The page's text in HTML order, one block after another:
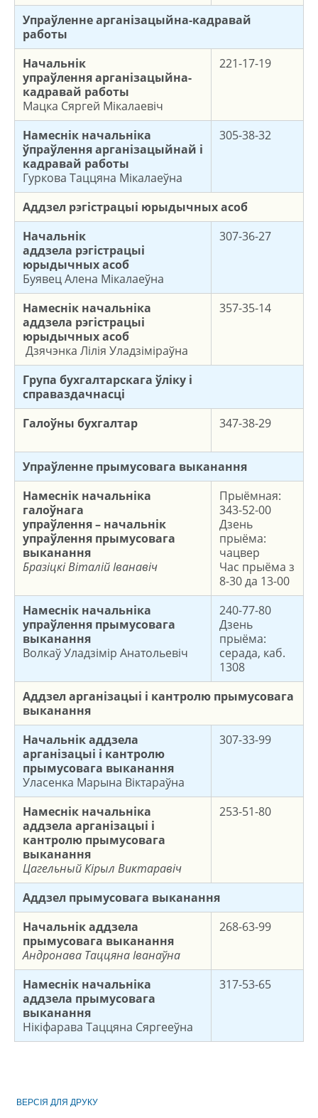
Упраўленне арганізацыйна-кадравай
работы
Начальнік
упраўленняарганізацыйна-
кадравай работы
Мацка Сяргей Мікалаевіч
221-17-19
Намеснік начальніка
ўпраўлення арганізацыйнай і
кадравай работы
Гуркова Таццяна Мікалаеўна
305-38-32
Аддзел рэгістрацыі юрыдычных асоб
Начальнік
аддзела рэгістрацыі
юрыдычных асоб
Буявец Алена Мікалаеўна
307-36-27
Намеснік начальніка
аддзела рэгістрацыі
юрыдычных асоб
Дзячэнка Лілія Уладзіміраўна
357-35-14
Група бухгалтарскага ўліку і
справаздачнасці
Галоўны бухгалтар
347-38-29
Упраўленне прымусовага выканання
Намеснік начальніка
галоўнага
упраўлення – начальнiк
упраўлення прымусовага
выканання
Бразіцкі Віталій Іванавіч
Прыёмная:
343-52-00
Дзень
прыёма:
чацвер
Час прыёма з
8-30 да 13-00
Намеснік начальнiка
упраўлення прымусовага
выканання
Волкаў Уладзімір Анатольевіч
240-77-80
Дзень
прыёма:
серада, каб.
1308
Аддзел арганізацыі і кантролю прымусовага
выканання
Начальнік аддзела
арганізацыі і кантролю
прымусовага выканання
Уласенка Марына Віктараўна
307-33-99
Намеснік начальніка
аддзела арганізацыі і
кантролю прымусовага
выканання
Цагельный Кірыл Виктаравіч
253-51-80
Аддзел прымусовага выканання
Начальнік аддзела
прымусовага выканання
Андронава Таццяна Іванаўна
268-63-99
Намеснік начальніка
аддзела прымусовага
выканання
Нікіфарава Таццяна Сяргееўна
317-53-65
ВЕРСIЯ ДЛЯ ДРУКУ